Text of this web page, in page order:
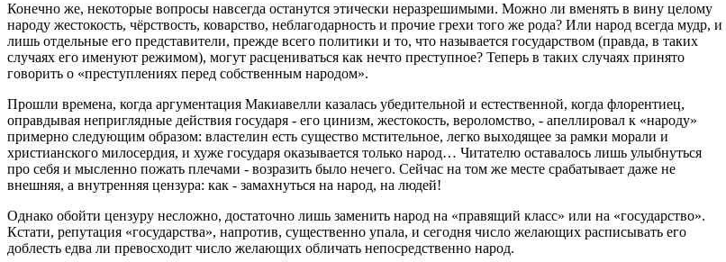
Конечно же, некоторые вопросы навсегда останутся этически неразрешимыми. Можно ли вменять в вину целому
народу жестокость, чёрствость, коварство, неблагодарность и прочие грехи того же рода? Или народ всегда мудр, и
лишь отдельные его представители, прежде всего политики и то, что называется государством (правда, в таких
случаях его именуют режимом), могут расцениваться как нечто преступное? Теперь в таких случаях принято
говорить о «преступлениях перед собственным народом».
Прошли времена, когда аргументация Макиавелли казалась убедительной и естественной, когда флорентиец,
оправдывая неприглядные действия государя - его цинизм, жестокость, вероломство, - апеллировал к «народу»
примерно следующим образом: властелин есть существо мстительное, легко выходящее за рамки морали и
христианского милосердия, и хуже государя оказывается только народ… Читателю оставалось лишь улыбнуться
про себя и мысленно пожать плечами - возразить было нечего. Сейчас на том же месте срабатывает даже не
внешняя, а внутренняя цензура: как - замахнуться на народ, на людей!
Однако обойти цензуру несложно, достаточно лишь заменить народ на «правящий класс» или на «государство».
Кстати, репутация «государства», напротив, существенно упала, и сегодня число желающих расписывать его
доблесть едва ли превосходит число желающих обличать непосредственно народ.